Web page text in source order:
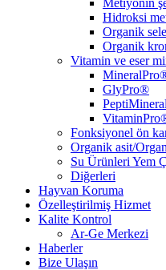
Metiyonin
Hidroksi
Organik
Organik
Vitamin ve eser
GlyPro®
Fonksiyonel ön
Organik asit/
Su Ürünleri Yem
Diğerleri
Hayvan Koruma
Özelleştirilmiş Hizmet
Kalite Kontrol
Ar-Ge Merkezi
Haberler
Bize Ulaşın